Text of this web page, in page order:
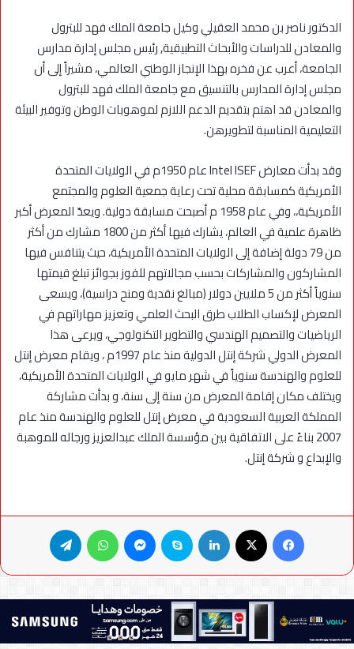
الدكتور ناصر بن محمد العقيلي وكيل جامعة الملك فهد للبترول
والمعادن للدراسات والأبحاث التطبيقية, رئيس مجلس إدارة مدارس
الجامعة، أعرب عن فخره بهذا الإنجاز الوطني العالمي، مشيراً إلى أن
مجلس إدارة المدارس بالتنسيق مع جامعة الملك فهد للبترول
والمعادن قد اهتم بتقديم الدعم اللازم لموهوبات الوطن وتوفير البيئة
التعليمية المناسبة لتطويرهن.
وقد بدأت معارض Intel ISEF عام 1950م في الولايات المتحدة
الأمريكية كمسابقة محلية تحت رعاية جمعية العلوم والمجتمع
الأمريكية،، وفي عام 1958 م أصبحت مسابقة دولية. ويعدّ المعرض أكبر
ظاهرة علمية في العالم، يشارك فيها أكثر من 1800 مشارك من أكثر
من 79 دولة إضافة إلى الولايات المتحدة الأمريكية، حيث يتنافس فيها
المشاركون والمشاركات بحسب مجالاتهم للفوز بجوائز تبلغ قيمتها
سنوياً أكثر من 5 ملايين دولار (مبالغ نقدية ومنح دراسية)، ويسعى
المعرض لإكساب الطلاب طرق البحث العلمي وتعزيز مهاراتهم في
الرياضيات والتصميم الهندسي والتطوير التكنولوجي، ويرعى هذا
المعرض الدولي شركة إنتل الدولية منذ عام 1997م ، ويقام معرض إنتل
للعلوم والهندسة سنوياً في شهر مايو في الولايات المتحدة الأمريكية،
ويختلف مكان إقامة المعرض من سنة إلى سنة، و بدأت مشاركة
المملكة العربية السعودية في معرض إنتل للعلوم والهندسة منذ عام
2007 بناءً على الاتفاقية بين مؤسسة الملك عبدالعزيز ورجاله للموهبة
والإبداع و شركة إنتل.
فيسبوك لينكدإن سكايب ماسنجر واتساب